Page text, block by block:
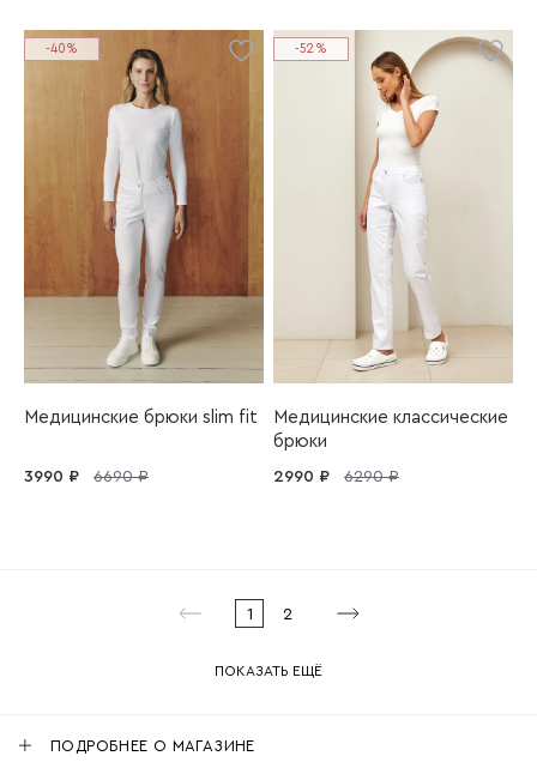
Медицинские брюки slim fit
-40%
3990 ₽ 6690 ₽
Медицинские классические
брюки
-52%
2990 ₽ 6290 ₽
1 2
ПОКАЗАТЬ ЕЩЁ
ПОДРОБНЕЕ О МАГАЗИНЕ